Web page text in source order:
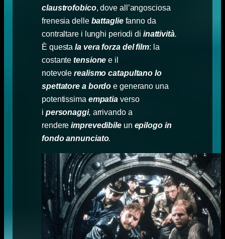
claustrofobico, dove all’angosciosa
frenesia delle battagliefanno da
contraltare i lunghi periodi di inattività.
È questala vera forza del film: la
costantetensione e il
notevole realismo catapultano lo
spettatore a bordo e generano una
potentissima empatia verso
i personaggi, arrivando a
rendere imprevedibileun epilogo in
fondo annunciato.